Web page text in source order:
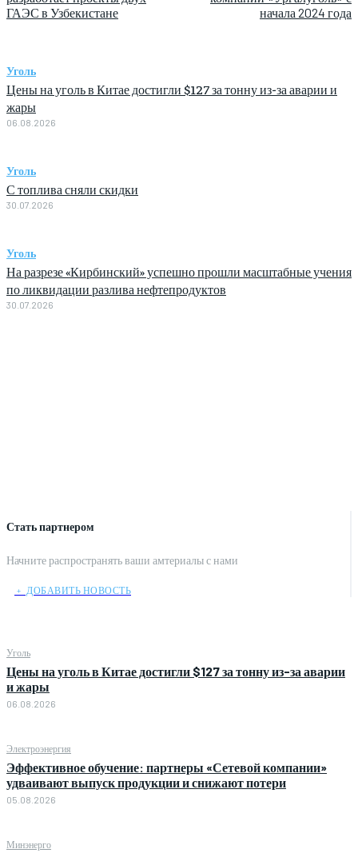
Стать партнером
Начните распространять ваши амтериалы с нами
﹢ ДОБАВИТЬ НОВОСТЬ
Уголь
Цены на уголь в Китае достигли $127 за тонну из-за аварии
и жары
06.08.2026
Электроэнергия
Эффективное обучение: партнеры «Сетевой компании»
удваивают выпуск продукции и снижают потери
05.08.2026
Минэнерго
ГАЭС в Узбекистане
начала 2024 года
Уголь
Цены на уголь в Китае достигли $127 за тонну из-за аварии и
жары
06.08.2026
Уголь
С топлива сняли скидки
30.07.2026
Уголь
На разрезе «Кирбинский» успешно прошли масштабные учения
по ликвидации разлива нефтепродуктов
30.07.2026